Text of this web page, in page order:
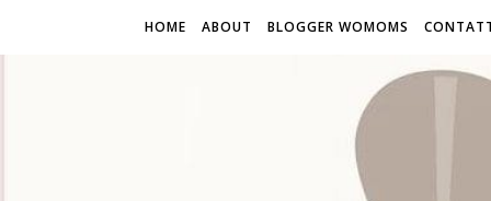
HOME ABOUT BLOGGER WOMOMS